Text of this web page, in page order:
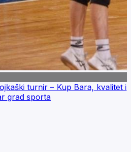
turnir – Kup Bara, kvalitet i
grad sporta